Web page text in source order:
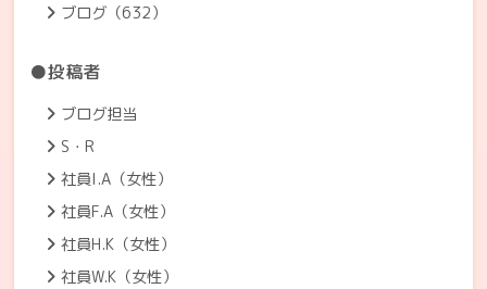
ブログ（632）
●投稿者
ブログ担当
S・R
社員I.A（女性）
社員F.A（女性）
社員H.K（女性）
社員W.K（女性）